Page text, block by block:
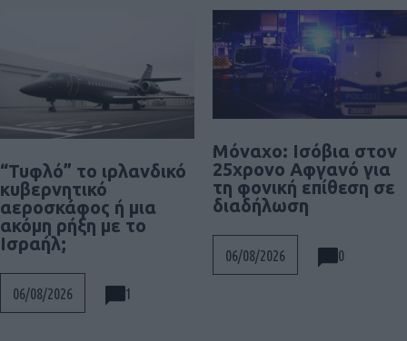
“Τυφλό” το ιρλανδικό
κυβερνητικό
αεροσκάφος ή μια
ακόμη ρήξη με το
Ισραήλ;
06/08/2026 1
Μόναχο: Ισόβια στον
25χρονο Αφγανό για
τη φονική επίθεση σε
διαδήλωση
06/08/2026 0